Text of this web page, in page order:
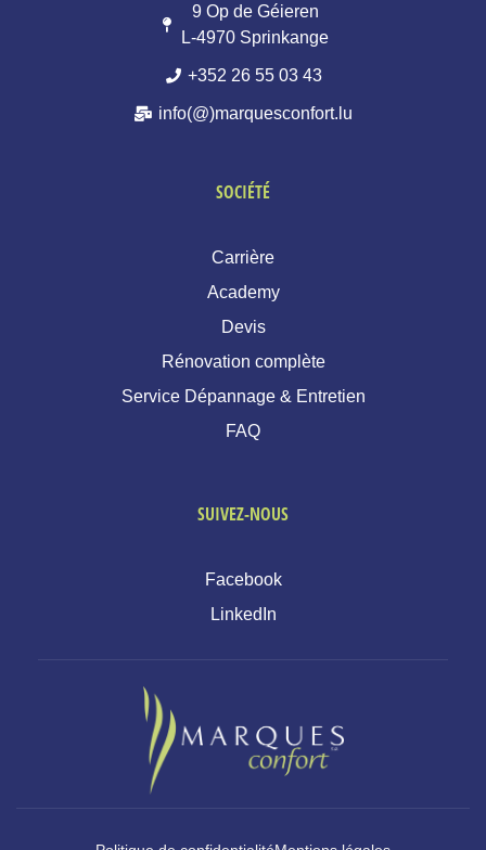
9 Op de Géieren
L-4970 Sprinkange
+352 26 55 03 43
info(@)marquesconfort.lu
SOCIÉTÉ
Carrière
Academy
Devis
Rénovation complète
Service Dépannage & Entretien
FAQ
SUIVEZ-NOUS
Facebook
LinkedIn